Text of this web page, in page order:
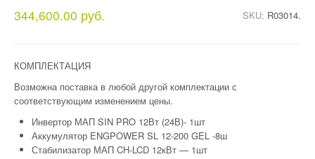
344,600.00 руб. SKU: R03014.
КОМПЛЕКТАЦИЯ
Возможна поставка в любой другой комплектации с
соответствующим изменением цены.
Инвертор МАП SIN PRO 12Вт (24В)- 1шт
Аккумулятор ENGPOWER SL 12-200 GEL -8ш
Стабилизатор МАП CH-LCD 12кВт — 1шт